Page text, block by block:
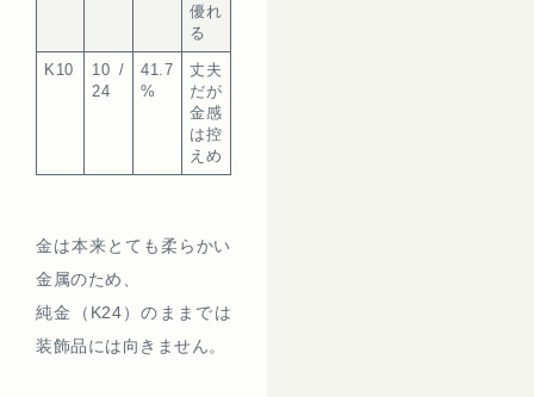
優れ
る
K10
10 /
24
41.7
%
丈夫
だが
金感
は控
えめ
金は本来とても柔らかい
金属のため、
純金（K24）のままでは
装飾品には向きません。